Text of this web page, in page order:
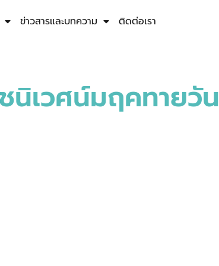
ข่าวสารและบทความ ติดต่อเรา
นิเวศน์มฤคทายวัน